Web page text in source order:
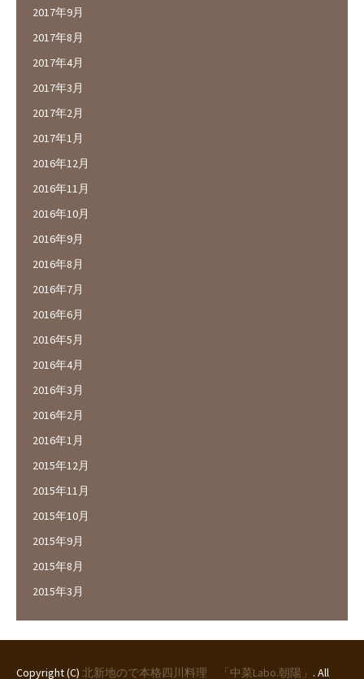
2017年9月
2017年8月
2017年4月
2017年3月
2017年2月
2017年1月
2016年12月
2016年11月
2016年10月
2016年9月
2016年8月
2016年7月
2016年6月
2016年5月
2016年4月
2016年3月
2016年2月
2016年1月
2015年12月
2015年11月
2015年10月
2015年9月
2015年8月
2015年3月
Copyright (C) 北新地ので本格四川料理 「中菜Labo.朝陽」 . All